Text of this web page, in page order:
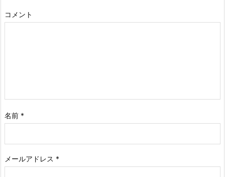
コメント
名前 *
メールアドレス *